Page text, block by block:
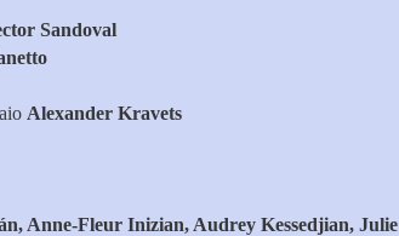
Sandoval
Alexander Kravets
Anne-Fleur Inizian, Audrey Kessedjian, Julie